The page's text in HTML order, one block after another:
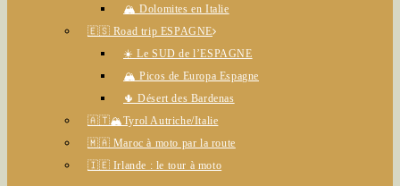
🏔️ Dolomites en Italie
🇪🇸 Road trip ESPAGNE
☀️ Le SUD de l’ESPAGNE
🏔️ Picos de Europa Espagne
🌵 Désert des Bardenas
🇦🇹🏔️Tyrol Autriche/Italie
🇲🇦 Maroc à moto par la route
🇮🇪 Irlande : le tour à moto